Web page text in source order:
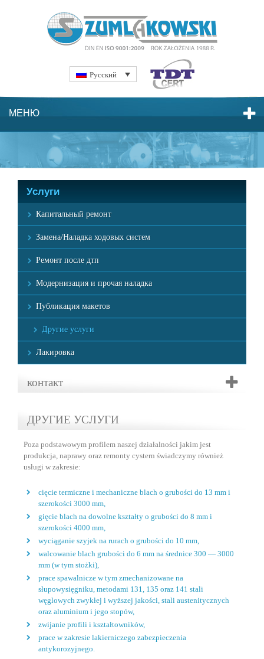
Русский
МЕНЮ
Услуги
Капитальный ремонт
Замена/Наладка ходовых систем
Ремонт после дтп
Модернизация и прочая наладка
Публикация макетов
Другие услуги
Лакировка
контакт
ДРУГИЕ УСЛУГИ
Poza podstawowym profilem naszej działalności jakim jest
produkcja, naprawy oraz remonty cystern świadczymy również
usługi w zakresie:
cięcie termiczne i mechaniczne blach o grubości do 13 mm i
szerokości 3000 mm,
gięcie blach na dowolne kształty o grubości do 8 mm i
szerokości 4000 mm,
wyciąganie szyjek na rurach o grubości do 10 mm,
walcowanie blach grubości do 6 mm na średnice 300 — 3000
mm (w tym stożki),
prace spawalnicze w tym zmechanizowane na
słupowysięgniku, metodami 131, 135 oraz 141 stali
węglowych zwykłej i wyższej jakości, stali austenitycznych
oraz aluminium i jego stopów,
zwijanie profili i kształtowników,
prace w zakresie lakierniczego zabezpieczenia
antykorozyjnego.